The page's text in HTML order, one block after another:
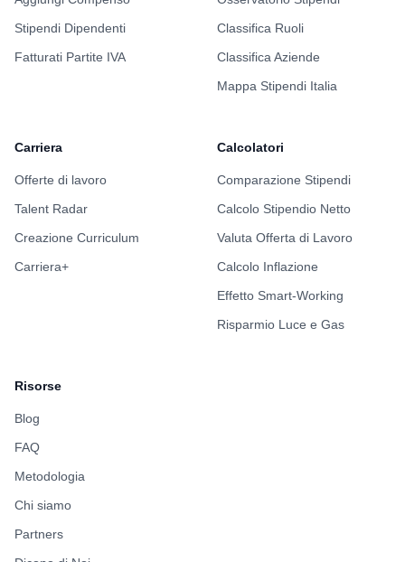
Work-Life Balance
Indice Benessere
su stipendi e aziende.